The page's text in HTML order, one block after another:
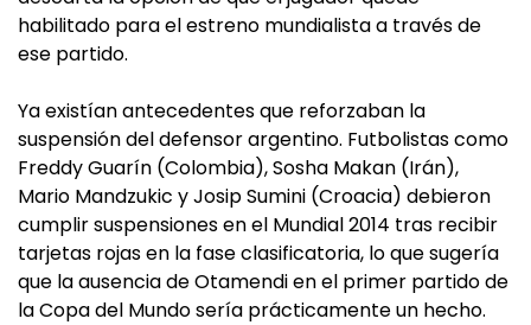
habilitado para el estreno mundialista a través de
ese partido.
Ya existían antecedentes que reforzaban la
suspensión del defensor argentino. Futbolistas como
Freddy Guarín (Colombia), Sosha Makan (Irán),
Mario Mandzukic y Josip Sumini (Croacia) debieron
cumplir suspensiones en el Mundial 2014 tras recibir
tarjetas rojas en la fase clasificatoria, lo que sugería
que la ausencia de Otamendi en el primer partido de
la Copa del Mundo sería prácticamente un hecho.